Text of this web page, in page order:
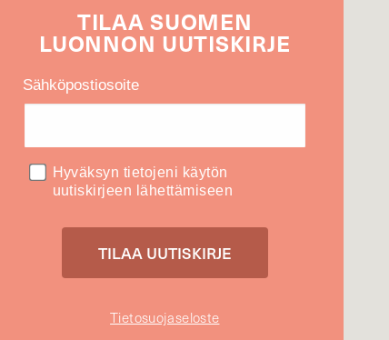
TILAASUOMEN
LUONNON UUTIS­KIRJE
Sähköpostiosoite
Hyväksyn tietojeni käytön
uutiskirjeen lähettämiseen
Tietosuojaseloste